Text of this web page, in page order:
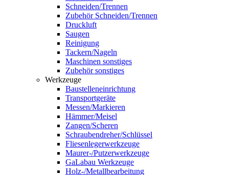
Schneiden/Trennen
Zubehör Schneiden/Trennen
Druckluft
Saugen
Reinigung
Tackern/Nageln
Maschinen sonstiges
Zubehör sonstiges
Werkzeuge
Baustelleneinrichtung
Transportgeräte
Messen/Markieren
Hämmer/Meisel
Zangen/Scheren
Schraubendreher/Schlüssel
Fliesenlegerwerkzeuge
Maurer-/Putzerwerkzeuge
GaLabau Werkzeuge
Holz-/Metallbearbeitung